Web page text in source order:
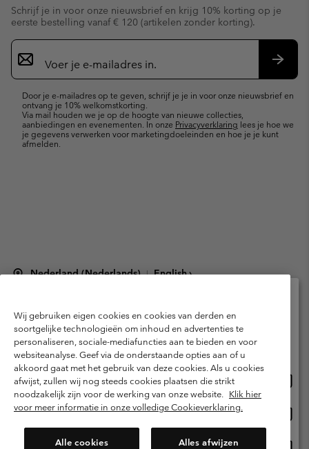
Schrijf je in voor onze nieuwsbrief en krijg 10% korting op je
eerste bestelling vanaf € 120 (artikelen zonder korting).
Aanmelden
voor
e-
Door je e-mailadres op te geven, schrijf je je in voor onze nieuwsbrief en
ontvang je 10% welkomstkorting.
Via mail houden we je op de hoogte van nieuwe collecties,
aanbiedingen en evenementen. In onze Privacyverklaring lees je hoe we
je gegevens verwerken voor marketingdoeleinden en hoe je je kunt
afmelden.
Nederland (Nederlands) | English ›
Gebruiksvoorwaarden
Verkoopvoorwaarden
Garantie
Privacybeleid
Gebruiksvoorwaarden voor lidmaatschap
Voorwaarden voor door gebruikers gegenereerde inhoud
Impressum
Cookies
Public CBCR
Wij gebruiken eigen cookies en cookies van derden en
soortgelijke technologieën om inhoud en advertenties te
personaliseren, sociale-mediafuncties aan te bieden en voor
websiteanalyse. Geef via de onderstaande opties aan of u
akkoord gaat met het gebruik van deze cookies. Als u cookies
afwijst, zullen wij nog steeds cookies plaatsen die strikt
noodzakelijk zijn voor de werking van onze website. Klik hier
voor meer informatie in onze volledige Cookieverklaring.
Alle cookies
Alles afwijzen
Selecteer je verzendlocatie en taal
Online shoppen beschikbaar
United States
Netherlands-English
Netherlands-Dutch